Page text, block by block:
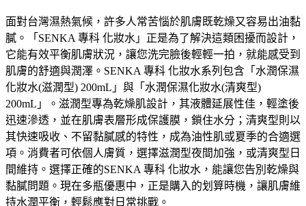
面對台灣濕熱氣候，許多人常苦惱於肌膚既乾燥又容易出油黏
膩。「SENKA 專科 化妝水」正是為了解決這類困擾而設計，
它能有效平衡肌膚狀況，讓您洗完臉後輕輕一拍，就能感受到
肌膚的舒適與潤澤。SENKA 專科 化妝水系列包含「水潤保濕
化妝水(滋潤型) 200mL」與「水潤保濕化妝水(清爽型)
200mL」。滋潤型專為乾燥肌設計，其液體延展性佳，輕塗後
迅速滲透，並在肌膚表層形成保護膜，鎖住水分；清爽型則以
其快速吸收、不留黏膩感的特性，成為油性肌或夏季的合適選
項。消費者可依個人膚質，選擇滋潤型夜間加強，或清爽型日
間維持。選擇正確的SENKA 專科 化妝水，能讓您告別乾燥與
黏膩問題。現在多瓶優惠中，正是購入的划算時機，讓肌膚維
持水潤平衡，輕鬆應對日常挑戰。